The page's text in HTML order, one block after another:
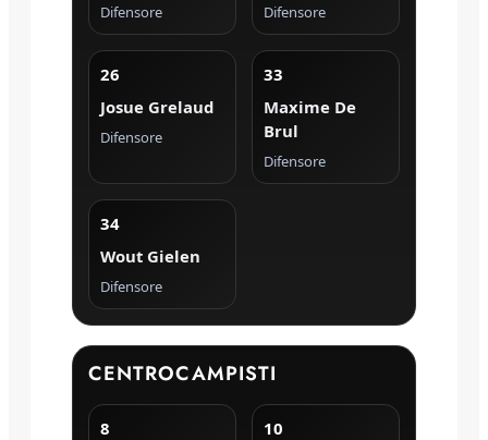
Difensore Difensore
26
Josue Grelaud
Difensore
33
Maxime De
Brul
Difensore
34
Wout Gielen
Difensore
CENTROCAMPISTI
8
10